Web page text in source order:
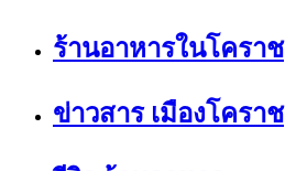
ร้านอาหารในโคราช
ข่าวสาร เมืองโคราช